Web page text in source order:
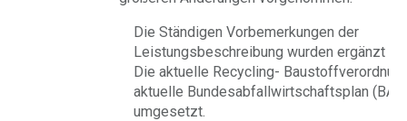
Die Ständigen Vorbemerkungen der
Leistungsbeschreibung wurden ergänzt
Die aktuelle Recycling-
aktuelle Bundesabfallwirtschaftsplan
umgesetzt.